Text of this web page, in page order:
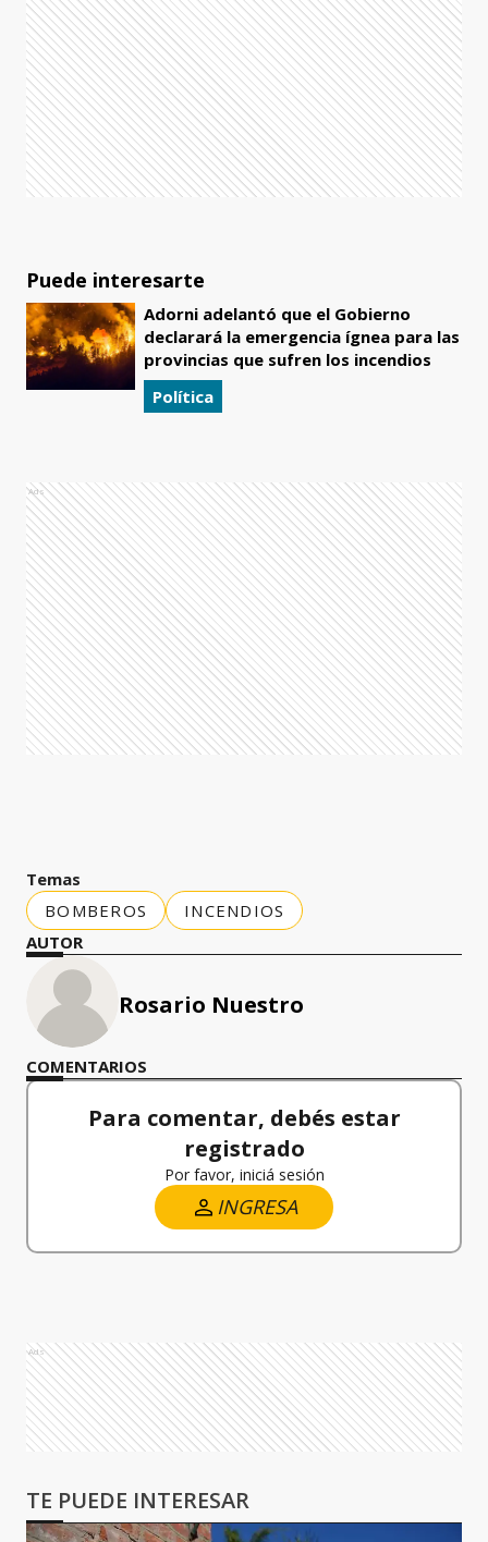
Puede interesarte
Adorni adelantó que el Gobierno
declarará la emergencia ígnea para las
provincias que sufren los incendios
Política
Ads
Temas
BOMBEROS
INCENDIOS
AUTOR
Rosario Nuestro
COMENTARIOS
Para comentar, debés estar
registrado
Por favor, iniciá sesión
INGRESA
Ads
TE PUEDE INTERESAR